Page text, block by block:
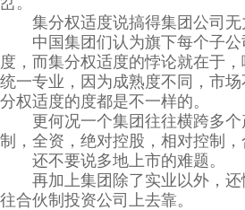
集分权适度说搞得集团公司无
中国集团们认为旗下每个子公
度，而集分权适度的悖论就在于
统一专业，因为成熟度不同，市
分权适度的度都是不一样的。
更何况一个集团往往横跨多个
制，全资，绝对控股，相对控制，
还不要说多地上市的难题。
再加上集团除了实业以外，还
往合伙制投资公司上去靠。